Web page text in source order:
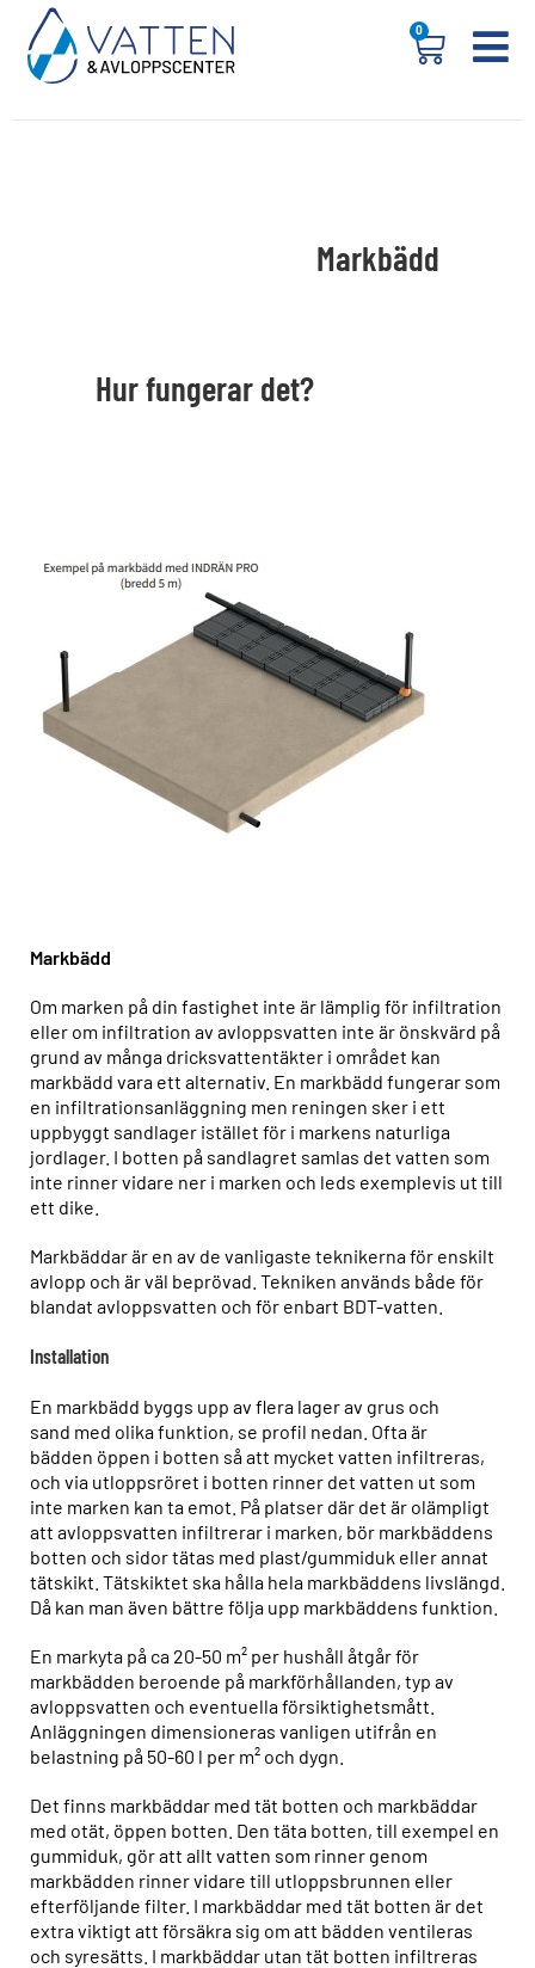
0
Markbädd
Hur fungerar det?
Markbädd
Om marken på din fastighet inte är lämplig för infiltration
eller om infiltration av avloppsvatten inte är önskvärd på
grund av många dricksvattentäkter i området kan
markbädd vara ett alternativ. En markbädd fungerar som
en infiltrationsanläggning men reningen sker i ett
uppbyggt sandlager istället för i markens naturliga
jordlager. I botten på sandlagret samlas det vatten som
inte rinner vidare ner i marken och leds exemplevis ut till
ett dike.
Markbäddar är en av de vanligaste teknikerna för enskilt
avlopp och är väl beprövad. Tekniken används både för
blandat avloppsvatten och för enbart BDT-vatten.
Installation
En markbädd byggs upp av flera lager av grus och
sand med olika funktion, se profil nedan. Ofta är
bädden öppen i botten så att mycket vatten infiltreras,
och via utloppsröret i botten rinner det vatten ut som
inte marken kan ta emot. På platser där det är olämpligt
att avloppsvatten infiltrerar i marken, bör markbäddens
botten och sidor tätas med plast/gummiduk eller annat
tätskikt. Tätskiktet ska hålla hela markbäddens livslängd.
Då kan man även bättre följa upp markbäddens funktion.
En markyta på ca 20-50 m² per hushåll åtgår för
markbädden beroende på markförhållanden, typ av
avloppsvatten och eventuella försiktighetsmått.
Anläggningen dimensioneras vanligen utifrån en
belastning på 50-60 l per m² och dygn.
Det finns markbäddar med tät botten och markbäddar
med otät, öppen botten. Den täta botten, till exempel en
gummiduk, gör att allt vatten som rinner genom
markbädden rinner vidare till utloppsbrunnen eller
efterföljande filter. I markbäddar med tät botten är det
extra viktigt att försäkra sig om att bädden ventileras
och syresätts. I markbäddar utan tät botten infiltreras